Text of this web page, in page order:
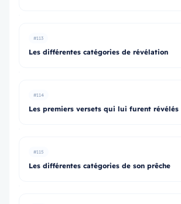
#113
Les différentes catégories de révélation
#114
Les premiers versets qui lui furent révélés
#115
Les différentes catégories de son prêche